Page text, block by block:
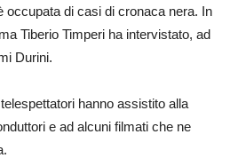
occupata di casi di cronaca nera. In
Tiberio Timperi ha intervistato, ad
Durini.
hanno assistito alla
e ad alcuni filmati che ne